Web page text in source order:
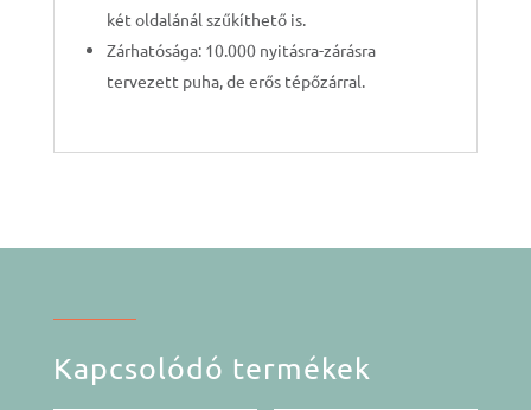
két oldalánál szűkíthető is.
Zárhatósága: 10.000 nyitásra-zárásra
tervezett puha, de erős tépőzárral.
Kapcsolódó termékek